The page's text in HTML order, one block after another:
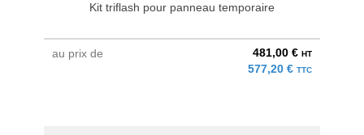
Kit triflash pour panneau temporaire
au prix de 481,00 € HT
577,20 € TTC